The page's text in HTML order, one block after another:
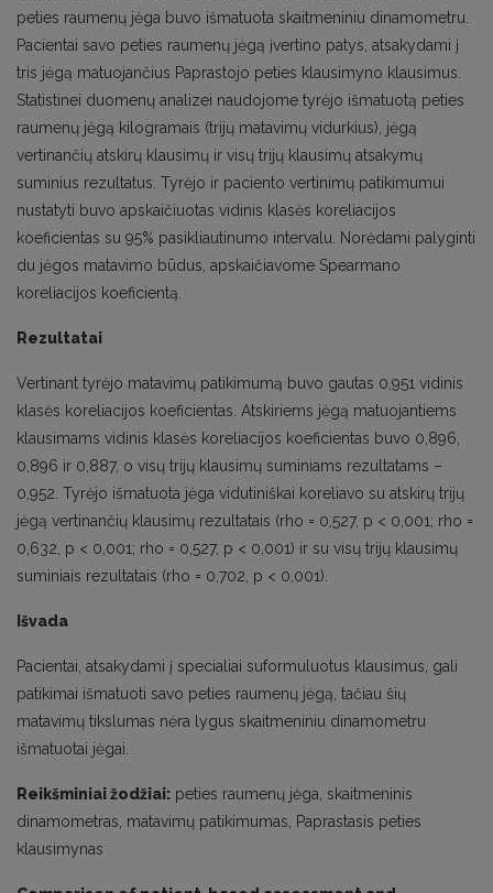
peties raumenų jėga buvo išmatuota skaitmeniniu dinamometru.
Pacientai savo peties raumenų jėgą įvertino patys, atsakydami į
tris jėgą matuojančius Paprastojo peties klausimyno klausimus.
Statistinei duomenų analizei naudojome tyrėjo išmatuotą peties
raumenų jėgą kilogramais (trijų matavimų vidurkius), jėgą
vertinančių atskirų klausimų ir visų trijų klausimų atsakymų
suminius rezultatus. Tyrėjo ir paciento vertinimų patikimumui
nustatyti buvo apskaičiuotas vidinis klasės koreliacijos
koeficientas su 95% pasikliautinumo intervalu. Norėdami palyginti
du jėgos matavimo būdus, apskaičiavome Spearmano
koreliacijos koeficientą.
Rezultatai
Vertinant tyrėjo matavimų patikimumą buvo gautas 0,951 vidinis
klasės koreliacijos koeficientas. Atskiriems jėgą matuojantiems
klausimams vidinis klasės koreliacijos koeficientas buvo 0,896,
0,896 ir 0,887, o visų trijų klausimų suminiams rezultatams –
0,952. Tyrėjo išmatuota jėga vidutiniškai koreliavo su atskirų trijų
jėgą vertinančių klausimų rezultatais (rho = 0,527, p < 0,001; rho =
0,632, p < 0,001; rho = 0,527, p < 0,001) ir su visų trijų klausimų
suminiais rezultatais (rho = 0,702, p < 0,001).
Išvada
Pacientai, atsakydami į specialiai suformuluotus klausimus, gali
patikimai išmatuoti savo peties raumenų jėgą, tačiau šių
matavimų tikslumas nėra lygus skaitmeniniu dinamometru
išmatuotai jėgai.
Reikšminiai žodžiai: peties raumenų jėga, skaitmeninis
dinamometras, matavimų patikimumas, Paprastasis peties
klausimynas